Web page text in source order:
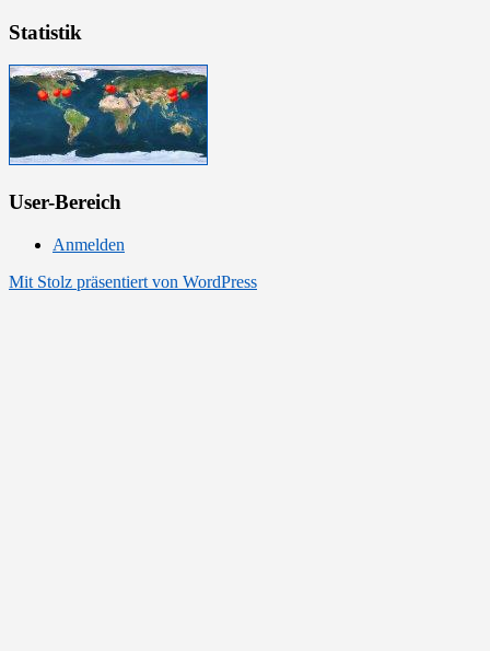
Statistik
User-Bereich
Anmelden
Mit Stolz präsentiert von WordPress